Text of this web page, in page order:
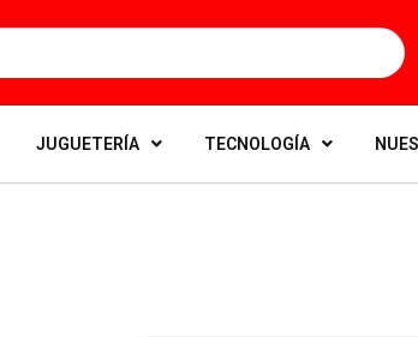
JUGUETERÍA TECNOLOGÍA